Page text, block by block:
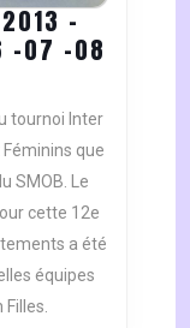
2013 –
-07 -08
tournoi Inter
que
SMOB. Le
cette 12e
a été
équipes